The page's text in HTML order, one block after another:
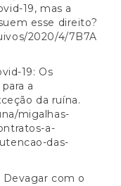
19, mas a
esse direito?
2020/4/7B7A
19: Os
a
da ruína.
migalhas-
a-
das-
Devagar com o